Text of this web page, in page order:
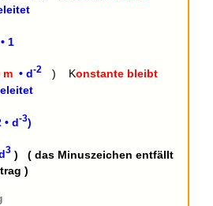
• 1
m • d-2 ) Konstante bleibt
• d-3)
3 ) ( das Minuszeichen entfällt
)